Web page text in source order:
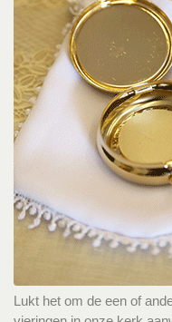
Lukt het om de een of